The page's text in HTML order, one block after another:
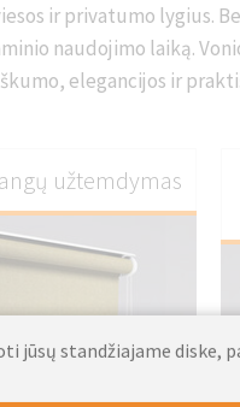
ir privatumo lygius.
naudojimo laiką.
elegancijos ir
užtemdymas
jūsų standžiajame diske,